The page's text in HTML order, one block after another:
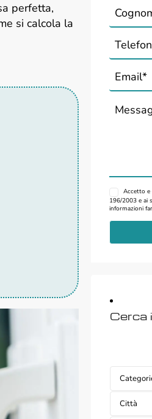
perfetta,
si calcola la
Accetto e
196/2003 e ai
informazioni
Cerca
Città